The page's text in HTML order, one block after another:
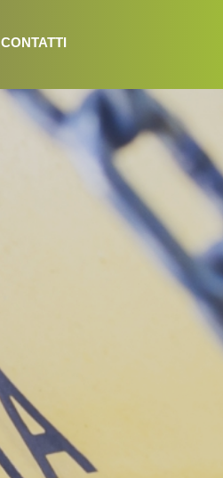
CONTATTI